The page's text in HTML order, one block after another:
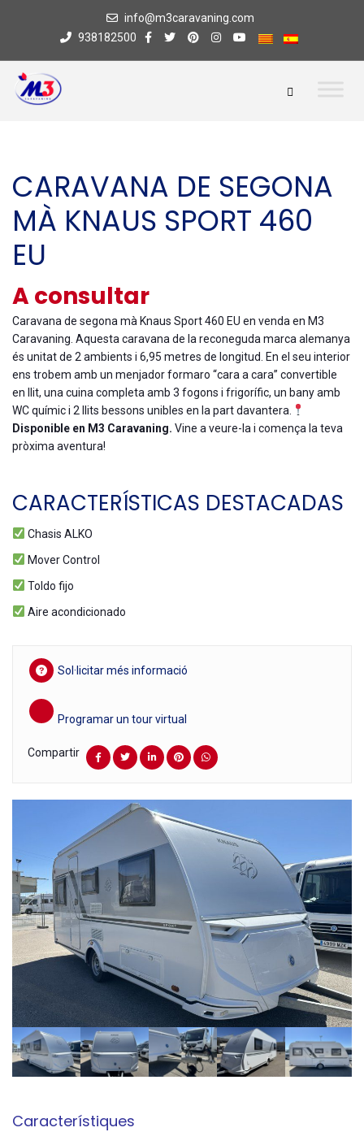
info@m3caravaning.com
938182500
CARAVANA DE SEGONA
MÀ KNAUS SPORT 460
EU
A consultar
Caravana de segona mà Knaus Sport 460 EU en venda en M3
Caravaning. Aquesta caravana de la reconeguda marca alemanya
és unitat de 2 ambients i 6,95 metres de longitud. En el seu interior
ens trobem amb un menjador formaro “cara a cara” convertible
en llit, una cuina completa amb 3 fogons i frigorífic, un bany amb
WC químic i 2 llits bessons unibles en la part davantera.
Disponible en M3 Caravaning. Vine a veure-la i comença la teva
pròxima aventura!
CARACTERÍSTICAS DESTACADAS
Chasis ALKO
Mover Control
Toldo fijo
Aire acondicionado
Sol·licitar més informació
Programar un tour virtual
Compartir
Característiques